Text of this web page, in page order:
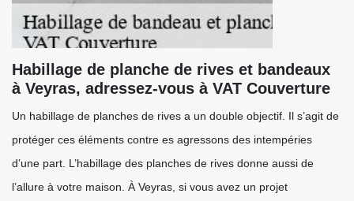
Habillage de planche de rives et bandeaux
à Veyras, adressez-vous à VAT Couverture
Un habillage de planches de rives a un double objectif. Il s’agit de
protéger ces éléments contre es agressons des intempéries
d’une part. L’habillage des planches de rives donne aussi de
l’allure à votre maison. À Veyras, si vous avez un projet